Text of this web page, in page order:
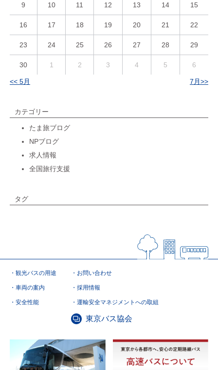
9 10 11 12 13 14 15
16 17 18 19 20 21 22
23 24 25 26 27 28 29
30 1 2 3 4 5 6
<< 5月 7月>>
カテゴリー
たま旅ブログ
NPブログ
求人情報
全国旅行支援
タグ
観光バスの用途
車両の案内
安全性能
お問い合わせ
採用情報
運輸安全マネジメントへの取組
東京バス協会